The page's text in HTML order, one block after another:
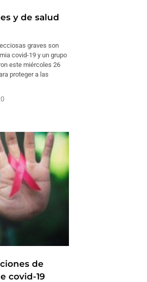
y de salud
graves son
covid-19 y un grupo
este miércoles 26
proteger a las
de
covid-19